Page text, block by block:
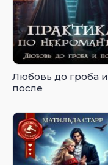
Любовь до гроба и
после